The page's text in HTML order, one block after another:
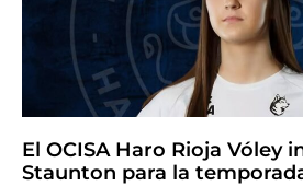
El OCISA Haro Rioja Vóley
Staunton para la